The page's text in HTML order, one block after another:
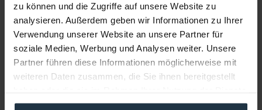
zu können und die Zugriffe auf unsere Website zu
analysieren. Außerdem geben wir Informationen zu Ihrer
Verwendung unserer Website an unsere Partner für
soziale Medien, Werbung und Analysen weiter. Unsere
Partner führen diese Informationen möglicherweise mit
weiteren Daten zusammen, die Sie ihnen bereitgestellt
gesammelt haben.
Folgende Infos zum Hersteller sind verfübar...... mehr
Weitere Artikel von Blackmagic Design ansehen